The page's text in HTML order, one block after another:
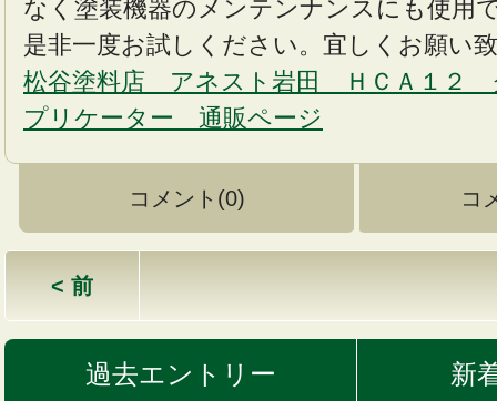
なく塗装機器のメンテンナンスにも使用
是非一度お試しください。宜しくお願い
松谷塗料店 アネスト岩田 ＨＣＡ１２
プリケーター 通販ページ
コメント(0) コ
< 前
過去エントリー 新